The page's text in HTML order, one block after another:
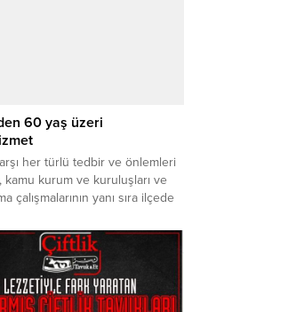
60 yaş üzeri
her türlü tedbir ve önlemleri
kurum ve kuruluşları ve
çalışmalarının yanı sıra ilçede
yaşlı vatandaşlara özel yeni
koydu.